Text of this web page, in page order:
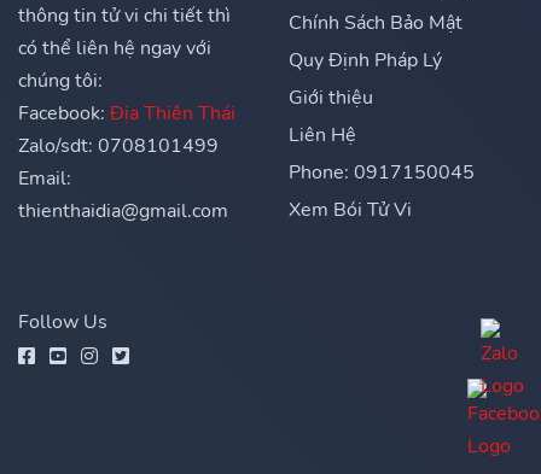
thông tin tử vi chi tiết thì
có thể liên hệ ngay với
chúng tôi:
Facebook: Địa Thiên Thái
Zalo/sdt: 0708101499
Email:
thienthaidia@gmail.com
Chính Sách Bảo Mật
Quy Định Pháp Lý
Giới thiệu
Liên Hệ
Phone: 0917150045
Xem Bói Tử Vi
Follow Us